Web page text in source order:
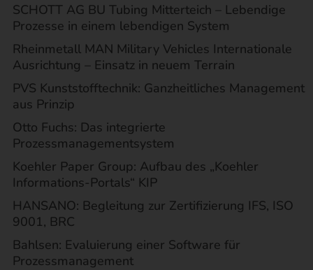
SCHOTT AG BU Tubing Mitterteich – Lebendige
Prozesse in einem lebendigen System
Rheinmetall MAN Military Vehicles Internationale
Ausrichtung – Einsatz in neuem Terrain
PVS Kunststofftechnik: Ganzheitliches Management
aus Prinzip
Otto Fuchs: Das integrierte
Prozessmanagementsystem
Koehler Paper Group: Aufbau des „Koehler
Informations-Portals“ KIP
HANSANO: Begleitung zur Zertifizierung IFS, ISO
9001, BRC
Bahlsen: Evaluierung einer Software für
Prozessmanagement